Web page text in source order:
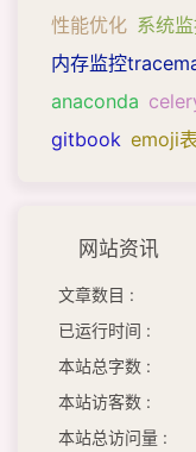
性能优化 系统
内存监控
anaconda
gitbook emoji
网站资讯
文章数目 :
已运行时间 :
本站总字数 :
本站访客数 :
本站总访问量 :